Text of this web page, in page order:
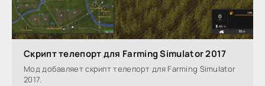
Скрипт телепорт для Farming Simulator 2017
Мод добавляет скрипт телепорт для Farming Simulator
2017.